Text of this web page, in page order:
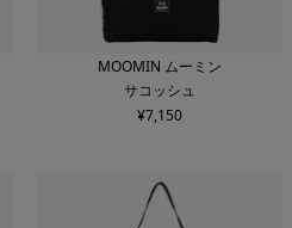
MOOMIN ムーミン
サコッシュ
¥7,150